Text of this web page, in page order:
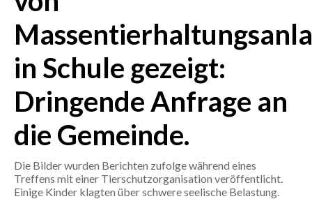
MONDO
POLITICA
ECONOMIA
SERVIZI ALLE IMPRESE
LAVORO
SPORT IN SARDEGNA
in Schule gezeigt:
Dringende Anfrage an
die Gemeinde.
Die Bilder wurden Berichten zufolge während eines
Treffens mit einer Tierschutzorganisation veröffentlicht.
Einige Kinder klagten über schwere seelische Belastung.